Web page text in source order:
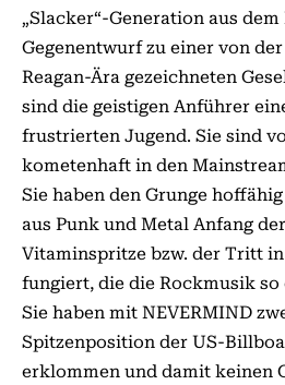
„Slacker“-Generation aus
Gegenentwurf zu einer von
Reagan-Ära gezeichneten
sind die geistigen Anführer
frustrierten Jugend. Sie sind
kometenhaft in den
Sie haben den Grunge
aus Punk und Metal Anfang
Vitaminspritze bzw. der Tritt
fungiert, die die Rockmusik
Sie haben mit NEVERMIND
Spitzenposition der US-
erklommen und damit keinen